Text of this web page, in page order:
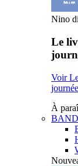
Nino
Le
Voir
À